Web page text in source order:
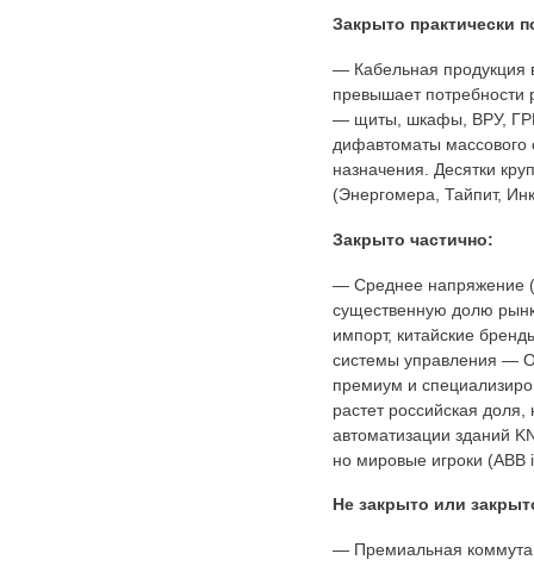
Закрыто практически
— Кабельная продукция
превышает потребности
— щиты, шкафы, ВРУ, ГРЩ
дифавтоматы массового
назначения. Десятки
(Энергомера, Тайпит,
Закрыто частично:
— Среднее напряжение
существенную долю
импорт, китайские
системы управления —
премиум и
растет российская
автоматизации зданий
но мировые игроки
Не закрыто или
— Премиальная